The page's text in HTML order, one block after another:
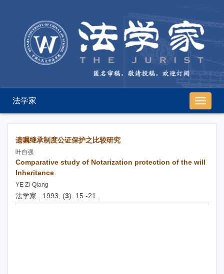
导
航
切
法学家
遗嘱继承制度公证保护之比较研究
叶自强
Comparative study of Notarization protection of the will
Inheritance
YE Zi-Qiang
法学家 . 1993, (3): 15 -21 .